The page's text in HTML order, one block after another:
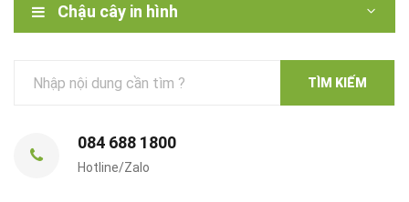
Chậu cây in hình
TÌM KIẾM
084 688 1800
Hotline/Zalo